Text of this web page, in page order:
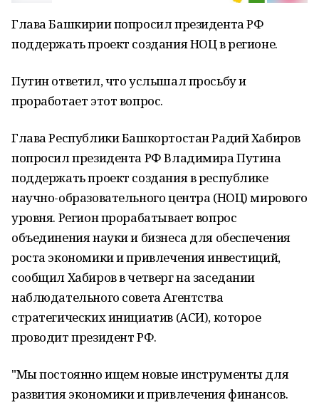
Глава Башкирии попросил президента РФ
поддержать проект создания НОЦ в регионе.
Путин ответил, что услышал просьбу и
проработает этот вопрос.
Глава Республики Башкортостан Радий Хабиров
попросил президента РФ Владимира Путина
поддержать проект создания в республике
научно-образовательного центра (НОЦ) мирового
уровня. Регион прорабатывает вопрос
объединения науки и бизнеса для обеспечения
роста экономики и привлечения инвестиций,
сообщил Хабиров в четверг на заседании
наблюдательного совета Агентства
стратегических инициатив (АСИ), которое
проводит президент РФ.
"Мы постоянно ищем новые инструменты для
развития экономики и привлечения финансов.